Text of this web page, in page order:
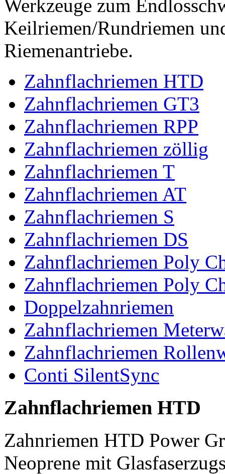
Werkzeuge zum
Keilriemen/Rundriemen
Riemenantriebe.
Zahnflachriemen HTD
Zahnflachriemen GT3
Zahnflachriemen RPP
Zahnflachriemen zöllig
Zahnflachriemen T
Zahnflachriemen AT
Zahnflachriemen S
Zahnflachriemen DS
Zahnflachriemen Poly
Zahnflachriemen Poly
Doppelzahnriemen
Zahnflachriemen
Zahnflachriemen
Conti SilentSync
Zahnflachriemen HTD
Zahnriemen HTD Power
Neoprene mit